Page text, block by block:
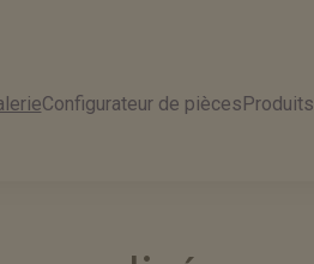
Configurateur de piècesProduits